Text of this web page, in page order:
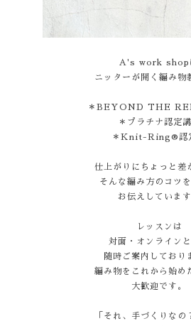
A's work shop
ニッターが開く編み物
＊BEYOND THE
＊プラチナ認定
＊Knit-Ring®認
仕上がりにちょっと差
そんな編み方のコツ
お伝えしています
レッスンは
対面・オンライン
随時ご案内しており
編み物をこれから始め
大歓迎です。
「それ、手づくりなの